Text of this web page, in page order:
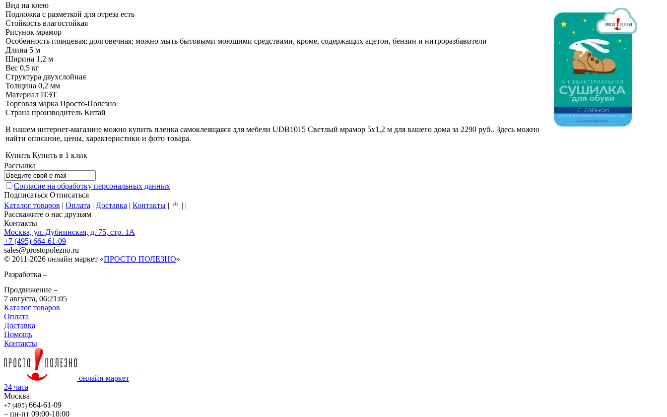
Вид на клею
Подложка с разметкой для отреза есть
Стойкость влагостойкая
Рисунок мрамор
Особенность глянцевая; долговечная; можно мыть бытовыми моющими средствами, кроме, содержащих ацетон, бензин и нитроразбавители
Длина 5 м
Ширина 1,2 м
Вес 0,5 кг
Структура двухслойная
Толщина 0,2 мм
Материал ПЭТ
Торговая марка Просто-Полезно
Страна производитель Китай
В нашем интернет-магазине можно купить пленка самоклеящаяся для мебели UDB1015 Светлый мрамор 5х1,2 м для вашего дома за 2290 руб.. Здесь можно
найти описание, цены, характеристики и фото товара.
Купить Купить в 1 клик
Рассылка
Согласие на обработку персональных данных
Подписаться Отписаться
Каталог товаров | Оплата | Доставка | Контакты | | |
Расскажите о нас друзьям
Контакты
Москва, ул. Дубнинская, д. 75, стр. 1А
+7 (495) 664-61-09
sales@prostopolezno.ru
© 2011-2026 онлайн маркет «ПРОСТО ПОЛЕЗНО»
Разработка –
Продвижение –
7 августа, 06:21:05
Каталог товаров
Оплата
Доставка
Помощь
Контакты
онлайн маркет
24 часа
Москва
+7 (495) 664-61-09
– пн-пт 09:00-18:00